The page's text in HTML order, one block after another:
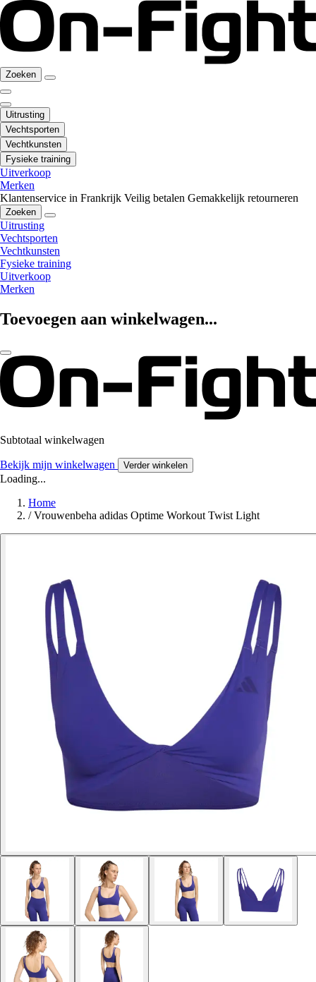
Zoeken
Uitrusting
Vechtsporten
Vechtkunsten
Fysieke training
Uitverkoop
Merken
Klantenservice in Frankrijk Veilig betalen Gemakkelijk retourneren
Zoeken
Uitrusting
Vechtsporten
Vechtkunsten
Fysieke training
Uitverkoop
Merken
Toevoegen aan winkelwagen...
Subtotaal winkelwagen
Bekijk mijn winkelwagen Verder winkelen
Loading...
Home
/ Vrouwenbeha adidas Optime Workout Twist Light